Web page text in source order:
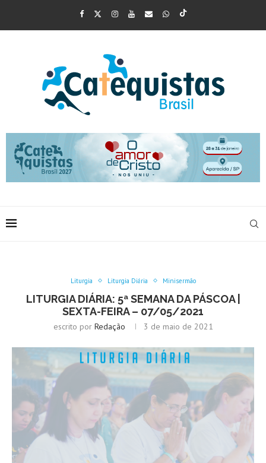
Liturgia Liturgia Diária Minisermão
LITURGIA DIÁRIA: 5ª SEMANA DA PÁSCOA |
SEXTA-FEIRA – 07/05/2021
escrito por Redação 3 de maio de 2021